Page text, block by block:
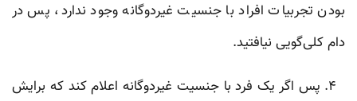
بودن تجربیات افراد با جنسیت غیردوگانه وجود ندارد، پس در
دام کلی‌گویی نیافتید.
۴. پس اگر یک فرد با جنسیت غیردوگانه اعلام کند که برایش